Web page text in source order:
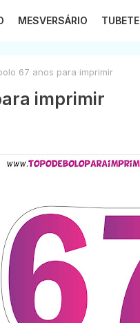
MESVERSÁRIO TUBETE
67 anos para imprimir
imprimir